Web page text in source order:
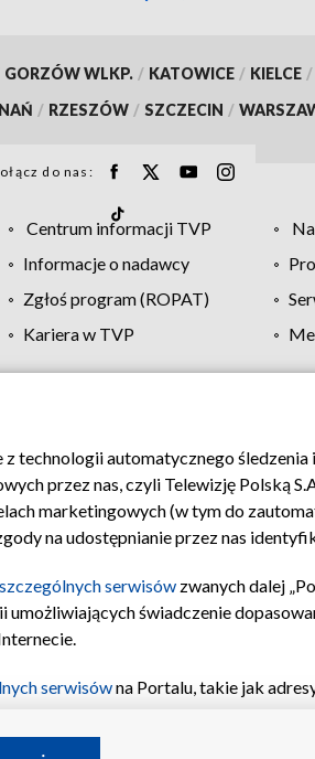
GORZÓW WLKP. / KATOWICE / KIELCE /
/ RZESZÓW / SZCZECIN /
do nas:
Centrum informacji TVP
Informacje o nadawcy
Zgłoś program (ROPAT)
Kariera w TVP
Moje zgody Pomoc
technologii automatycznego
przez nas, czyli Telewizję Polską
marketingowych (w tym do
na udostępnianie przez nas
serwisów zwanych dalej
świadczenie
serwisówna Portalu, takie jak
na urządzeniu lub dostęp do